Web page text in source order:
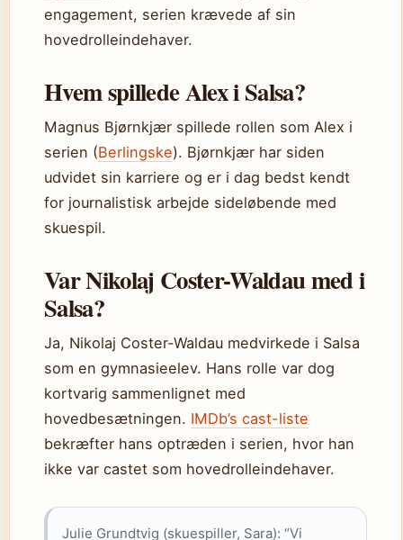
engagement, serien krævede af sin
hovedrolleindehaver.
Hvem spillede Alex i Salsa?
Magnus Bjørnkjær spillede rollen som Alex i
serien (Berlingske). Bjørnkjær har siden
udvidet sin karriere og er i dag bedst kendt
for journalistisk arbejde sideløbende med
skuespil.
Var Nikolaj Coster-Waldau med i
Salsa?
Ja, Nikolaj Coster-Waldau medvirkede i Salsa
som en gymnasieelev. Hans rolle var dog
kortvarig sammenlignet med
hovedbesætningen. IMDb’s cast-liste
bekræfter hans optræden i serien, hvor han
ikke var castet som hovedrolleindehaver.
Julie Grundtvig (skuespiller, Sara): “Vi